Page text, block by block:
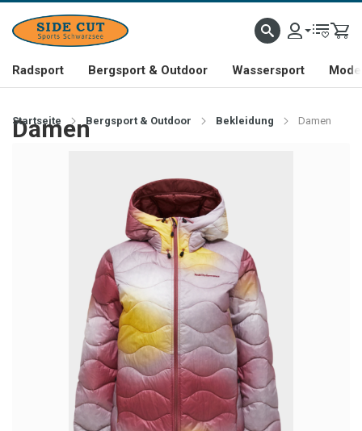
Radsport Bergsport & Outdoor Wassersport
Startseite Bergsport & Outdoor Bekleidung Damen
Damen